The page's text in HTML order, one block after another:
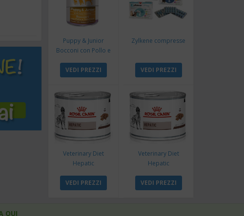
Puppy & Junior
Bocconi con Pollo e
VEDI PREZZI
Zylkene compresse
VEDI PREZZI
Veterinary Diet
Hepatic
VEDI PREZZI
Veterinary Diet
Hepatic
VEDI PREZZI
QUI